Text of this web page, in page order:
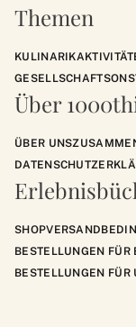
Themen
KULINARIK
GESELLSCHAFT
Über
ÜBER UNS
SHOP
BESTELLUNGEN
BESTELLUNGEN FÜR